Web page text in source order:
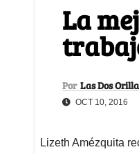
La
Por Las Dos
OCT 10, 2016
Lizeth Amézquita